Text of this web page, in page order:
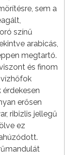
sem a
színű
arabicás,
megtartó.
és finom
erősen
ribizlis jellegű
ez